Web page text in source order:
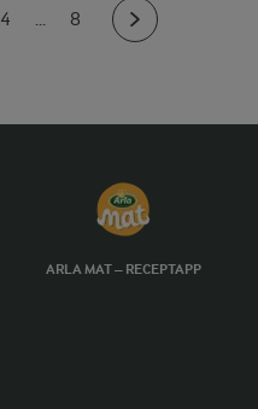
4 ... 8
ARLA MAT – RECEPTAPP